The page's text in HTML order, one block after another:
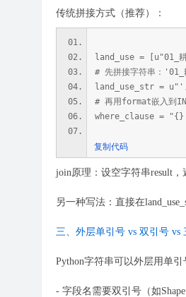
传统拼接方式（推荐）：
land_use = [u"01_
# 先拼接字符串：
land_use_str =
# 再用format嵌入到IN
where_clause =
复制代码
join原理：设空字符串result
另一种写法：直接在
三、外层单引号 vs 双引号 vs
Python字符串可以外层用单
- 字段名需要双引号（如